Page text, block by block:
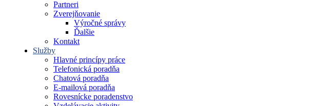
Partneri
Zverejňovanie
Výročné správy
Ďalšie
Kontakt
Služby
Hlavné princípy práce
Telefonická poradňa
Chatová poradňa
E-mailová poradňa
Rovesnícke poradenstvo